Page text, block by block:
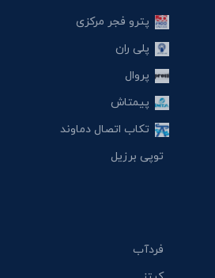
پترو فجر مرکزی
پلی ران
پروال
پیمتاش
تکاب اتصال دماوند
توپی برزیل
فردآب